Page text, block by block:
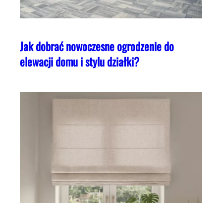
Jak dobrać nowoczesne ogrodzenie do
elewacji domu i stylu działki?